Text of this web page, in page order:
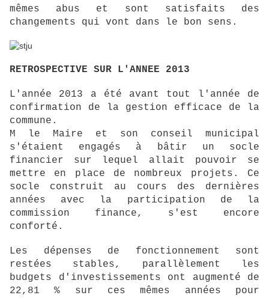
mêmes abus et sont satisfaits des
changements qui vont dans le bon sens.
RETROSPECTIVE SUR L'ANNEE 2013
L'année 2013 a été avant tout l'année de
confirmation de la gestion efficace de la
commune.
M le Maire et son conseil municipal
s'étaient engagés à bâtir un socle
financier sur lequel allait pouvoir se
mettre en place de nombreux projets. Ce
socle construit au cours des dernières
années avec la participation de la
commission finance, s'est encore
conforté.
Les dépenses de fonctionnement sont
restées stables, parallèlement les
budgets d'investissements ont augmenté de
22,81 % sur ces mêmes années pour